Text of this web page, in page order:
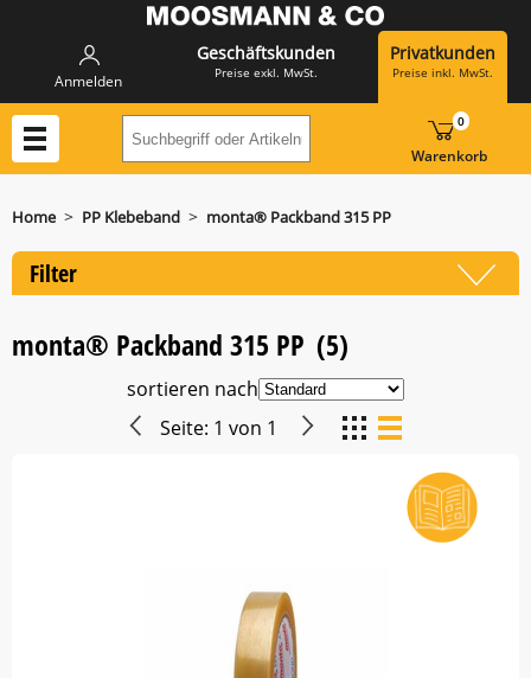
Anmelden
Geschäftskunden
Preise exkl. MwSt.
Privatkunden
Preise inkl. MwSt.
Suchbegriff oder Artikelnummer hier
Warenkorb
0
Home > PP Klebeband > monta® Packband 315 PP
Filter
monta® Packband 315 PP (5)
sortieren nach
Seite: 1 von 1